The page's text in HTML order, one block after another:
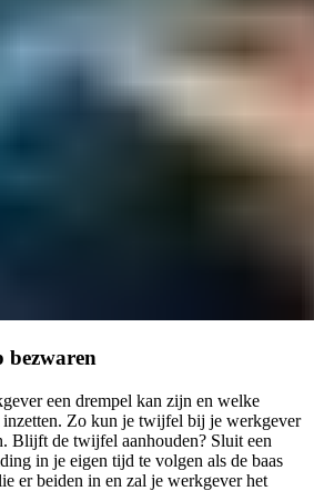
bezwaren
een drempel kan zijn en welke
Zo kun je twijfel bij je werkgever
Blijft de twijfel aanhouden? Sluit een
in je eigen tijd te volgen als de baas
er beiden in en zal je werkgever het